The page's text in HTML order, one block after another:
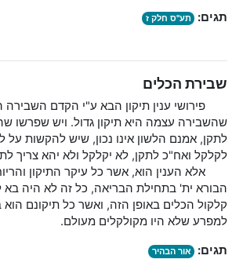
תגים: תע"ס חלק ז
שבירת הכלים
פירושי ענין תיקון הבא ע"י הקדם השבירה
שהשבירה עצמה היא תיקון גדול. ויש שפרשו
לתקן, אמנם הלשון אינו נכון, שיש להקשות על
לקלקל ואח"כ לתקן, לא יקלקל ולא יהא צריך
אלא הענין הוא, אשר כל עיקר התיקון
הבורא ית' בתחילת הבריאה, כל זה לא היה בא
קלקול הכלים באופן הזה, ואשר כל תיקונם
למפרע שלא היו מקולקלים מעולם.
תגים: אור הבהיר